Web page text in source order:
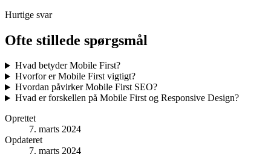
Hurtige svar
Ofte stillede spørgsmål
Hvad betyder Mobile First?
Hvorfor er Mobile First vigtigt?
Hvordan påvirker Mobile First SEO?
Hvad er forskellen på Mobile First og Responsive Design?
Oprettet
7. marts 2024
Opdateret
7. marts 2024